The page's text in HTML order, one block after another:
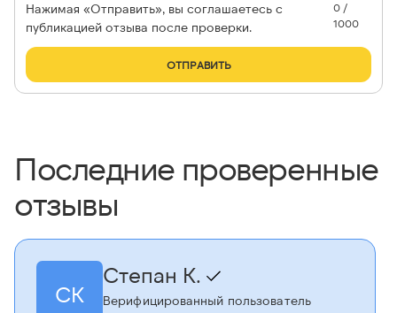
Нажимая «Отправить», вы соглашаетесь с
публикацией отзыва после проверки.
0 /
1000
ОТПРАВИТЬ
Последние проверенные
отзывы
СК
Степан К.
Верифицированный пользователь